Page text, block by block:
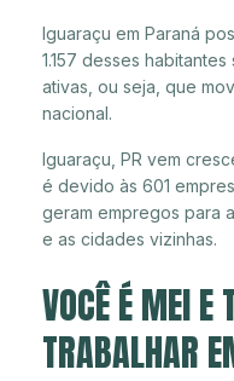
Iguaraçu em Paraná
1.157 desses
ativas, ou seja, que
nacional.
Iguaraçu, PR vem
é devido às 601
geram empregos para
e as cidades vizinhas.
VOCÊ É MEI E
TRABALHAR